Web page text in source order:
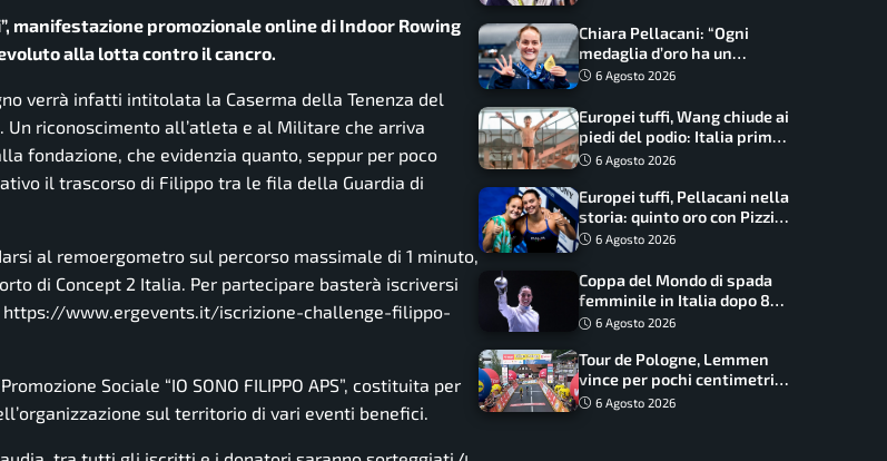
manifestazione promozionale online di Indoor Rowing
alla lotta contro il cancro.
verrà infatti intitolata la Caserma della Tenenza del
Un riconoscimento all’atleta e al Militare che arriva
fondazione, che evidenzia quanto, seppur per poco
il trascorso di Filippo tra le fila della Guardia di
al remoergometro sul percorso massimale di 1 minuto,
di Concept 2 Italia. Per partecipare basterà iscriversi
https://www.ergevents.it/iscrizione-challenge-filippo-
Sociale “IO SONO FILIPPO APS”, costituita per
sul territorio di vari eventi benefici.
Chiara Pellacani: “Ogni
medaglia d’oro ha un
significato diverso. Ho fatto
6 Agosto 2026
Europei tuffi, Wang chiude ai
piedi del podio: Italia prima
nel medagliere
6 Agosto 2026
Europei tuffi, Pellacani nella
storia: quinto oro con Pizzini
nel sincro da 3 metri
6 Agosto 2026
Coppa del Mondo di spada
femminile in Italia dopo 8
anni, Alberta Santuccio: “Il
frutti”
6 Agosto 2026
Tour de Pologne, Lemmen
vince per pochi centimetri
su Scaroni: maxi-caduta e
6 Agosto 2026